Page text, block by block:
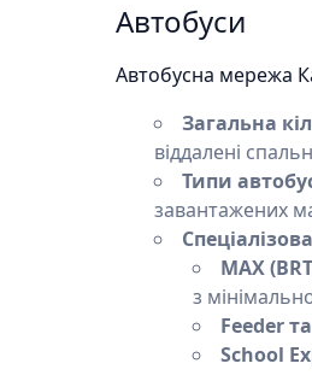
Автобуси
Автобусна мережа
Загальна
віддалені
Типи
завантажених
MAX
з
Feeder
School